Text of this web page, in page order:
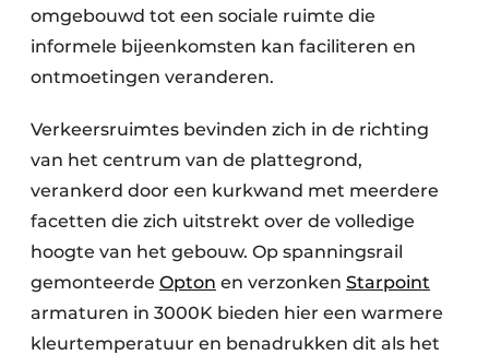
omgebouwd tot een sociale ruimte die
informele bijeenkomsten kan faciliteren en
ontmoetingen veranderen.
Verkeersruimtes bevinden zich in de richting
van het centrum van de plattegrond,
verankerd door een kurkwand met meerdere
facetten die zich uitstrekt over de volledige
hoogte van het gebouw. Op spanningsrail
gemonteerde Opton en verzonken Starpoint
armaturen in 3000K bieden hier een warmere
kleurtemperatuur en benadrukken dit als het